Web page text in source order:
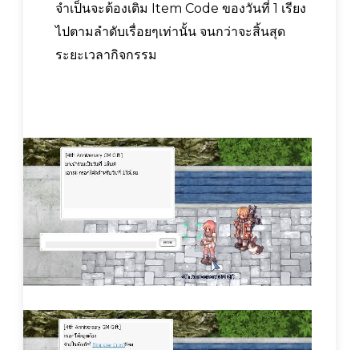
จำเป็นจะต้องเติม Item Code ของวันที่ 1 เรียง
ไปตามลำดับเรื่อยๆเท่านั้น จนกว่าจะสิ้นสุด
ระยะเวลากิจกรรม